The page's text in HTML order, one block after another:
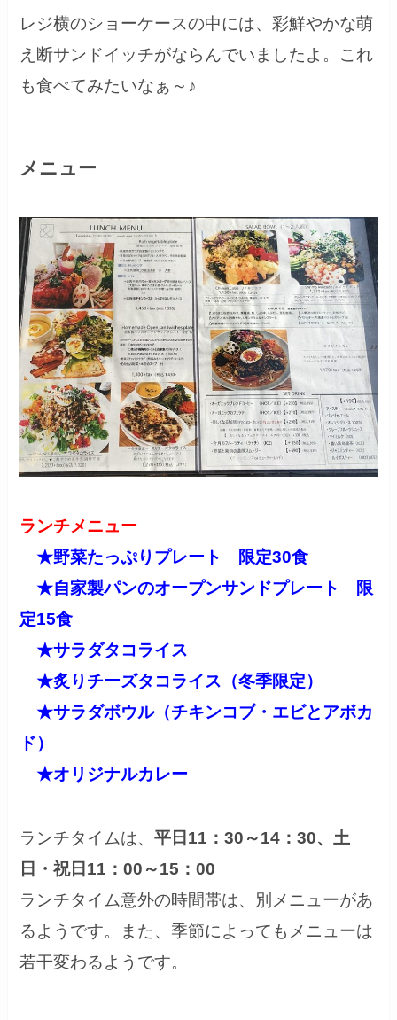
レジ横のショーケースの中には、彩鮮やかな萌
え断サンドイッチがならんでいましたよ。これ
も食べてみたいなぁ～♪
メニュー
ランチメニュー
★野菜たっぷりプレート 限定30食
★自家製パンのオープンサンドプレート 限
定15食
★サラダタコライス
★炙りチーズタコライス（冬季限定）
★サラダボウル（チキンコブ・エビとアボカ
ド）
★オリジナルカレー
ランチタイムは、平日11：30～14：30、土
日・祝日11：00～15：00
ランチタイム意外の時間帯は、別メニューがあ
るようです。また、季節によってもメニューは
若干変わるようです。